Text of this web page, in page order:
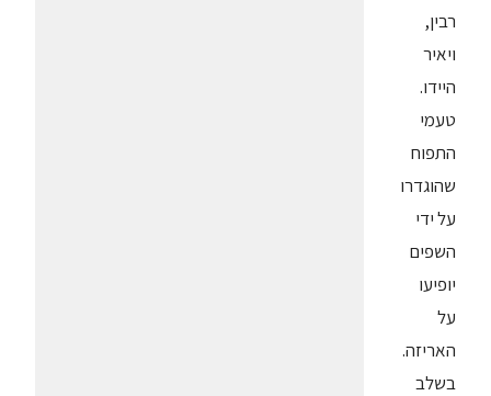
רבין,
ויאיר
היידו.
טעמי
התפוח
שהוגדרו
על ידי
השפים
יופיעו
על
האריזה.
בשלב